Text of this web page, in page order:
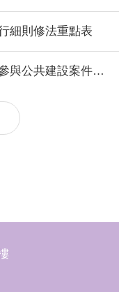
細則修法重點表
週期作業手冊」第三篇及第四篇